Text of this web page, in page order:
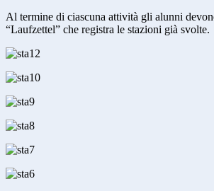
Al termine di ciascuna attività gli alunni
“Laufzettel” che registra le stazioni già svolte.